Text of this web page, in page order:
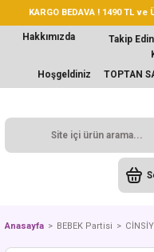
KARGO BEDAVA ! 1490 TL ve
Hakkımızda Takip Edin
Hoşgeldiniz
TOPTAN
Anasayfa BEBEK Partisi